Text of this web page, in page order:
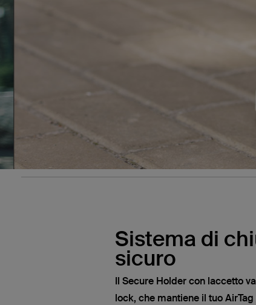
Sistema di
sicuro
Il Secure Holder con laccetto
lock, che mantiene il tuo